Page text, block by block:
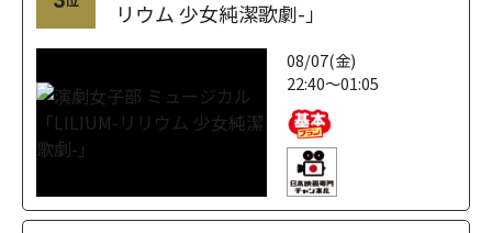
リウム 少女純潔歌劇-」
08/07(金)
22:40～01:05